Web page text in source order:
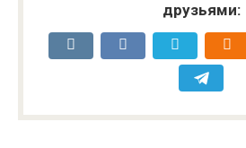
друзьями: